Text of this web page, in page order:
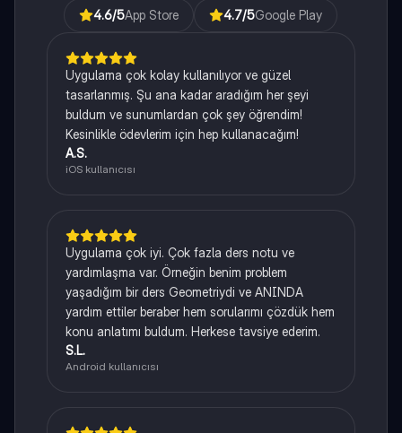
4.6/5App Store 4.7/5Google Play
Uygulama çok kolay kullanılıyor ve güzel
tasarlanmış. Şu ana kadar aradığım her şeyi
buldum ve sunumlardan çok şey öğrendim!
Kesinlikle ödevlerim için hep kullanacağım!
A.S.
iOS kullanıcısı
Uygulama çok iyi. Çok fazla ders notu ve
yardımlaşma var. Örneğin benim problem
yaşadığım bir ders Geometriydi ve ANINDA
yardım ettiler beraber hem sorularımı çözdük hem
konu anlatımı buldum. Herkese tavsiye ederim.
S.L.
Android kullanıcısı